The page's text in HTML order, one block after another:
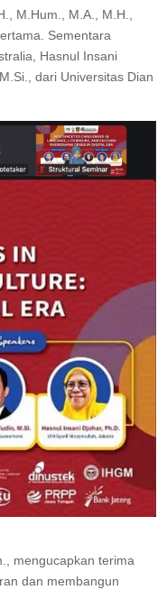
M.Hum., M.A., M.H.,
Sementara
Hasnul Insani
dari Universitas Dian
mengucapkan terima
dan membangun